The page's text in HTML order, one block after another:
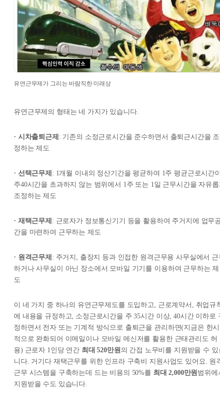
유연근무제가 그리는 바람직한 미래상
유연근무제의 형태는 네 가지가 있습니다.
· 시차출퇴근제 : 기존의 소정근로시간을 준수하면서 출퇴근시간을 조
정하는 제도
· 선택근무제 : 1개월 이내의 정산기간을 평균하여 1주 평균근로시간
주40시간을 초과하지 않는 범위에서 1주 또는 1일 근무시간을 자유
조정하는 제도
· 재택근무제 : 근로자가 정보통신기기 등을 활용하여 주거지에 업무
간을 마련하여 근무하는 제도
· 원격근무제 : 주거지, 출장지 등과 인접한 원격근무용 사무실에서 근
하거나 사무실이 아닌 장소에서 모바일 기기를 이용하여 근무하는 제
도
이 네 가지 중 하나의 유연근무제도를 도입하고, 근로계약서, 취업규
에 내용을 규정하고, 소정근로시간을 주 35시간 이상, 40시간 이하로
정하면서 전자 또는 기계적 방식으로 출퇴근을 관리하면(지금은 한시
적으로 완화되어 이메일이나 모바일 메신저를 활용한 근태관리도 허
용) 근로자 1인당 연간 최대 520만원 의 간접 노무비를 지원받을 수 있
니다. 거기다 재택근무를 위한 인프라 구축비 지원사업도 있어요. 원
근무 시스템을 구축하는데 드는 비용의 50%를 최대 2,000만원 범위에
지원받을 수도 있습니다.